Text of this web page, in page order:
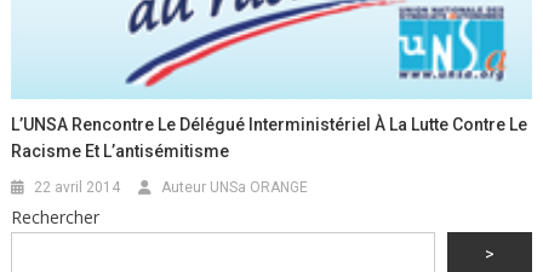
L’UNSA Rencontre Le Délégué Interministériel À La Lutte Contre Le
Racisme Et L’antisémitisme
22 avril 2014 Auteur UNSa ORANGE
Rechercher
>